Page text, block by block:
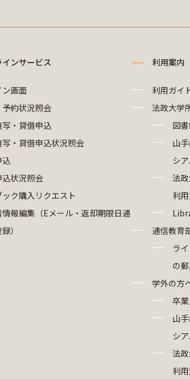
インサービス
ン画面
予約状況照会
・貸借申込
・貸借申込状況照会
込
込状況照会
ック購入リクエスト
情報編集（Eメール・返却期限日通
）
利用案内
利用ガイ
法政大学
図
山
シ
法
利
通信教育
ラ
の
学外の方
卒
山
シ
法
利